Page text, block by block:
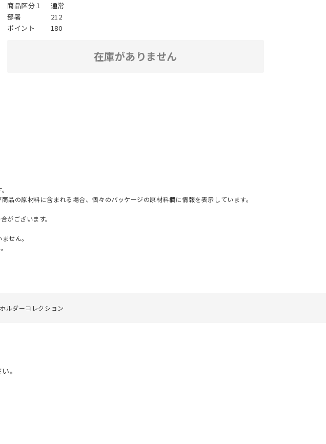
商品区分１
通常
部署
212
ポイント
180
在庫がありません
の原材料に含まれる場合、個々のパッケージの原材料欄に情報を表示しています。
がございます。
せん。
ルダーコレクション
。